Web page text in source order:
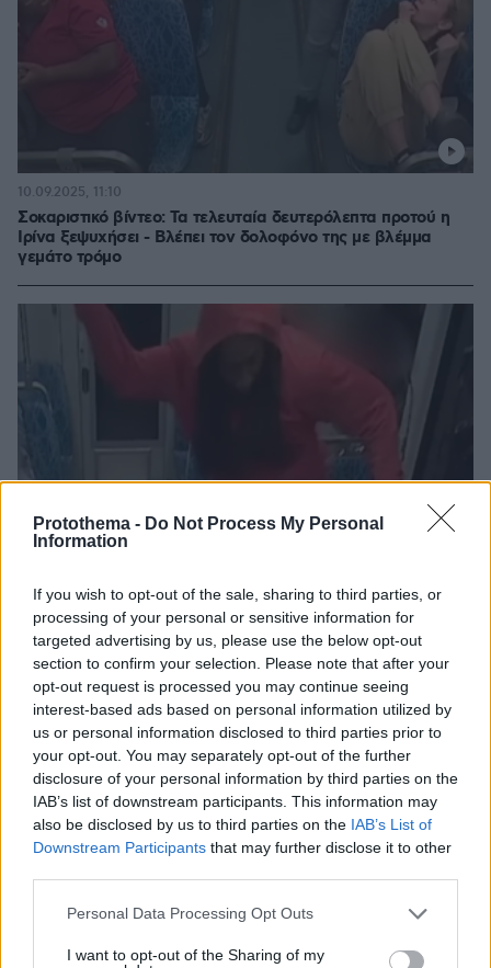
Protothema - Do Not Process My Personal
Information
If you wish to opt-out of the sale, sharing to third parties, or
processing of your personal or sensitive information for
targeted advertising by us, please use the below opt-out
section to confirm your selection. Please note that after your
opt-out request is processed you may continue seeing
interest-based ads based on personal information utilized by
us or personal information disclosed to third parties prior to
your opt-out. You may separately opt-out of the further
disclosure of your personal information by third parties on the
IAB’s list of downstream participants. This information may
also be disclosed by us to third parties on the IAB’s List of
Downstream Participants that may further disclose it to other
Please note that this website/app uses one or more Google
not limited to your visit or usage behaviour. You may click to
Personal Data Processing Opt Outs
I want to opt-out of the Sharing of my
Σοκαριστικό βίντεο: Τα τελευταία δευτερόλεπτα προτού η
Ιρίνα ξεψυχήσει - Βλέπει τον δολοφόνο της με βλέμμα
γεμάτο τρόμο
10.09.2025, 11:10
Η στιγμή της εν ψυχρώ δολοφονίας 23χρονης Ουκρανής
από 35χρονο σε τρένο στη Σάρλοτ - Ο δράστης έφυγε
ατάραχος
08.09.2025, 07:05
Thema Insights